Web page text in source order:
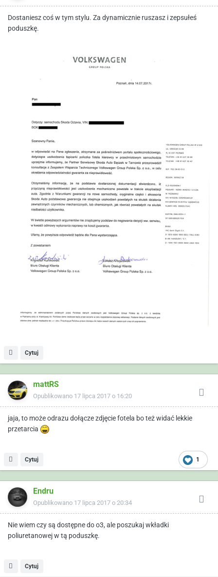
Dostaniesz coś w tym stylu. Za dynamicznie ruszasz i zepsułeś
poduszkę.
Cytuj
mattRS
Opublikowano 17 lipca 2017 o 16:20
jaja, to może odrazu dołącze zdjęcie fotela bo też widać lekkie
przetarcia
1
Cytuj
Endru
Opublikowano 17 lipca 2017 o 20:34
Nie wiem czy są dostępne do o3, ale poszukaj wkładki
poliuretanowej w tą poduszkę.
Cytuj